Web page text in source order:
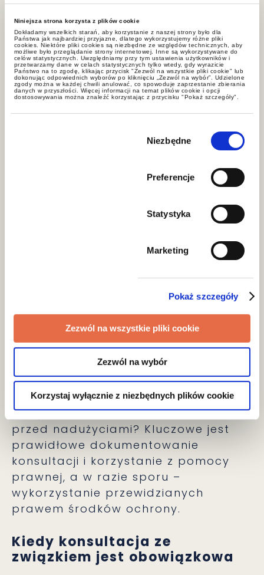
Niniejsza strona korzysta z plików cookie
Dokładamy wszelkich starań, aby korzystanie z naszej strony było dla
Państwa jak najbardziej przyjazne, dlatego wykorzystujemy różne pliki
cookies. Niektóre pliki cookies są niezbędne ze względów technicznych, aby
możliwe było przeglądanie strony internetowej. Inne są wykorzystywane do
celów statystycznych. Uwzględniamy przy tym ustawienia użytkowników i
przetwarzamy dane w celach statystycznych tylko wtedy, gdy wyrazicie
Państwo na to zgodę, klikając przycisk "Zezwól na wszystkie pliki cookie" lub
dokonując odpowiednich wyborów po kliknięciu „Zezwól na wybór”. Udzielone
zgody można w każdej chwili anulować, co spowoduje zaprzestanie zbierania
danych w przyszłości. Więcej informacji na temat plików cookie i opcji
dostosowywania można znaleźć korzystając z przycisku "Pokaż szczegóły".
zgody
Niezbędne
Preferencje
Statystyka
Marketing
Pokaż szczegóły
Zezwól na wszystkie pliki cookie
Zezwól na wybór
Korzystaj wyłącznie z niezbędnych plików cookie
roszczeń odszkodowawczych, jeżeli
działanie związku doprowadziło do
powstania szkody.
Pracodawca może reagować na
działania niezgodne z prawem w
prawidłowe udokumentowanie
przebiegu współpracy oraz ocena
realizacji obowiązku współdziałania
Najczęstsze pytania
Czy związek zawodowy może
opiniuje zamiar wypowiedzenia
umowy o pracę, a w przypadku
pracowników objętych szczególną
ochroną wymagana jest jego zgoda.
W pozostałych sytuacjach decyzja
należy do pracodawcy.
Jak pracodawca może się bronić
przed nadużyciami? Kluczowe jest
prawidłowe dokumentowanie
konsultacji i korzystanie z pomocy
prawnej, a w razie sporu –
wykorzystanie przewidzianych
prawem środków ochrony.
Kiedy konsultacja ze
związkiem jest obowiązkowa